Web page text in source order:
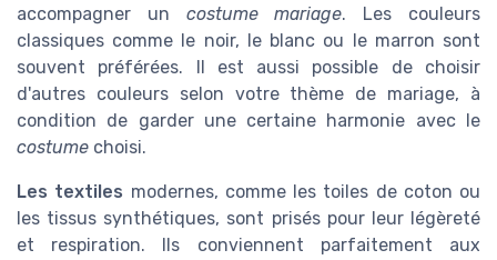
accompagner un costume mariage. Les couleurs
classiques comme le noir, le blanc ou le marron sont
souvent préférées. Il est aussi possible de choisir
d'autres couleurs selon votre thème de mariage, à
condition de garder une certaine harmonie avec le
costume choisi.
Les textiles modernes, comme les toiles de coton ou
les tissus synthétiques, sont prisés pour leur légèreté
et respiration. Ils conviennent parfaitement aux